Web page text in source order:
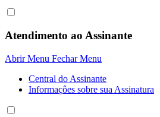
Atendimento ao Assinante
Abrir Menu Fechar Menu
Central do Assinante
Informaçôes sobre sua Assinatura